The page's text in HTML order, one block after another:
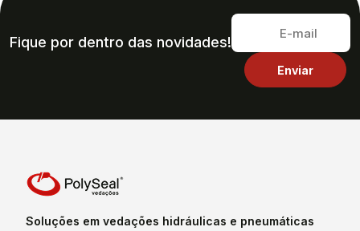
Fique por dentro das novidades!
Soluções em vedações hidráulicas e pneumáticas